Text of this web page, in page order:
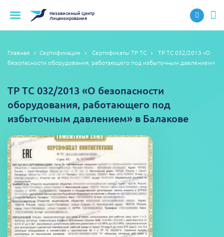
НезависимыйЦентр
Лицензирования
Главная Сертификация Сертификаты ТР ТС
ТР ТС 032/2013 «О
безопасности оборудования, работающего под избыточным давлением»
ТР ТС 032/2013 «О безопасности
оборудования, работающего под
избыточным давлением» в Балакове